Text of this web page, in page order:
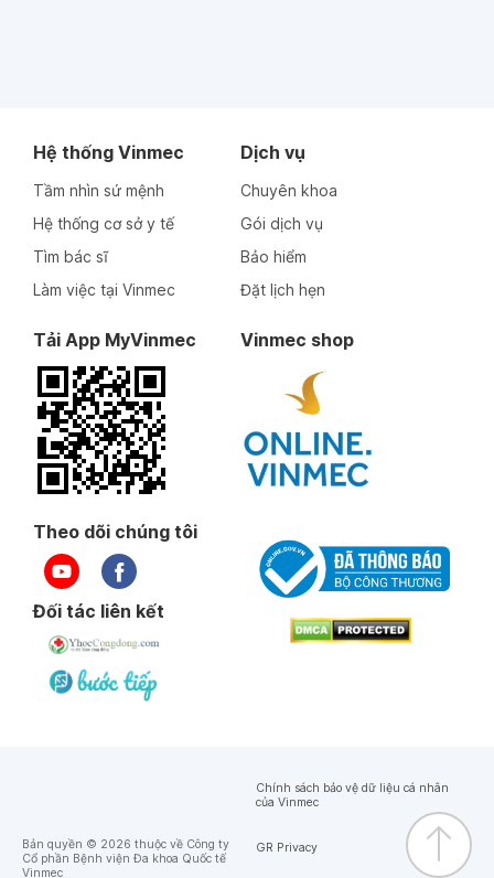
Hệ thống Vinmec
Tầm nhìn sứ mệnh
Hệ thống cơ sở y tế
Tìm bác sĩ
Làm việc tại Vinmec
Dịch vụ
Chuyên khoa
Gói dịch vụ
Bảo hiểm
Đặt lịch hẹn
Tải App MyVinmec Vinmec shop
Theo dõi chúng tôi
Đối tác liên kết
Bản quyền © 2026 thuộc về Công ty
Cổ phần Bệnh viện Đa khoa Quốc tế
Vinmec
Chính sách bảo vệ dữ liệu cá nhân
của Vinmec
GR Privacy